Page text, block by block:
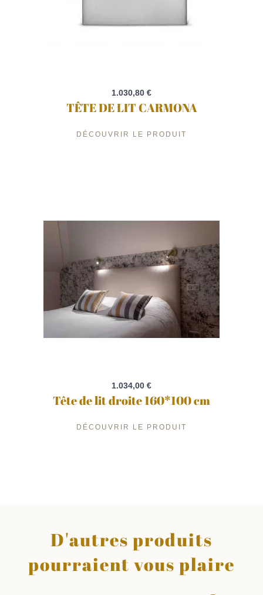
1.030,80 €
TÊTE DE LIT CARMONA
DÉCOUVRIR LE PRODUIT
1.034,00 €
Tête de lit droite 160*100 cm
DÉCOUVRIR LE PRODUIT
D'autres produits
pourraient vous plaire